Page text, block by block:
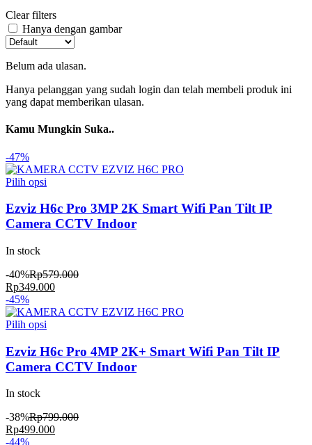
Clear filters
Hanya dengan gambar
Belum ada ulasan.
Hanya pelanggan yang sudah login dan telah membeli produk ini
yang dapat memberikan ulasan.
Kamu Mungkin Suka..
-47%
Pilih opsi
memiliki
beberapa
varian.
dapat
diambil
di
halaman
produk
Ezviz H6c Pro 3MP 2K Smart Wifi Pan Tilt IP
Camera CCTV Indoor
In stock
-40%Rp579.000
Rp349.000
-45%
Pilih opsi
memiliki
beberapa
varian.
dapat
diambil
di
Ezviz H6c Pro 4MP 2K+ Smart Wifi Pan Tilt IP
Camera CCTV Indoor
In stock
-38%Rp799.000
Rp499.000
-44%